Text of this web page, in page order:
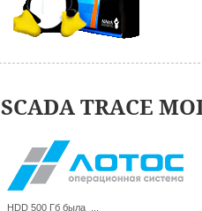
SCADA TRACE
HDD 500 Гб была ...